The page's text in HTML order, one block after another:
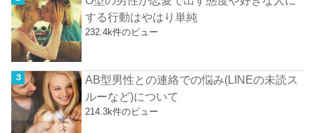
する行動はやはり単純
232.4k件のビュー
AB型男性との連絡での悩み(LINEの未読ス
ルーなど)について
214.3k件のビュー